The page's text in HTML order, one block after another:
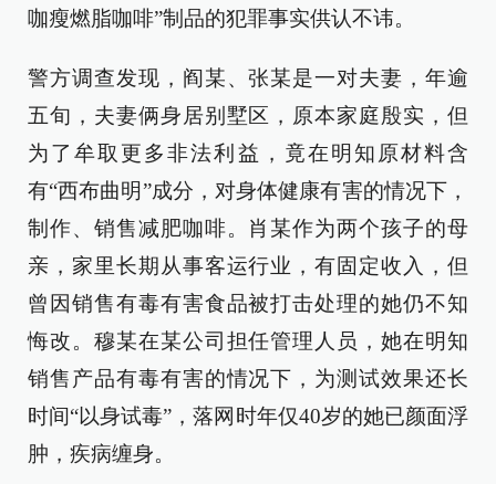
咖瘦燃脂咖啡”制品的犯罪事实供认不讳。
警方调查发现，阎某、张某是一对夫妻，年逾
五旬，夫妻俩身居别墅区，原本家庭殷实，但
为了牟取更多非法利益，竟在明知原材料含
有“西布曲明”成分，对身体健康有害的情况下，
制作、销售减肥咖啡。肖某作为两个孩子的母
亲，家里长期从事客运行业，有固定收入，但
曾因销售有毒有害食品被打击处理的她仍不知
悔改。穆某在某公司担任管理人员，她在明知
销售产品有毒有害的情况下，为测试效果还长
时间“以身试毒”，落网时年仅40岁的她已颜面浮
肿，疾病缠身。